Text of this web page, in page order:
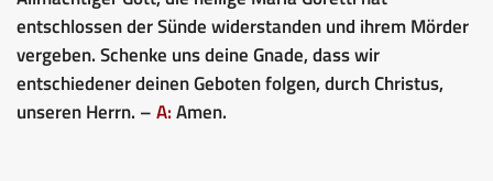
entschlossen der Sünde widerstanden und ihrem Mörder
vergeben. Schenke uns deine Gnade, dass wir
entschiedener deinen Geboten folgen, durch Christus,
unseren Herrn. –A:Amen.